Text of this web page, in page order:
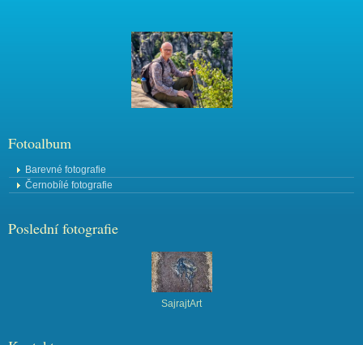
Fotoalbum
Barevné fotografie
Černobílé fotografie
Poslední fotografie
SajrajtArt